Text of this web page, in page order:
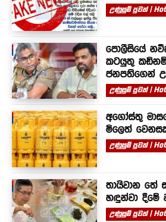
උණුසුම් පුවත් | Hot
පොලීසියේ
කටයුතු
ජනපතිගෙන්
උණුසුම් පුවත් | Hot
අගෝස්තු
මිලෙත්
උණුසුම් පුවත් | Hot
තායිවාන තේ
හඳුන්වා දීමේ
උණුසුම් පුවත් | Hot